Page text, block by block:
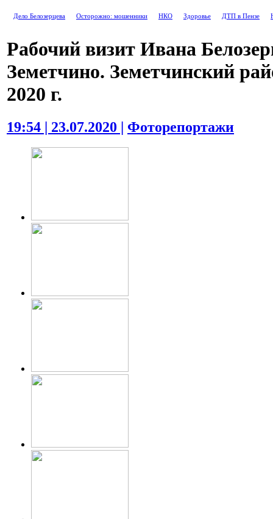
Дело Белозерцева Осторожно: мошенники НКО Здоровье ДТП в Пензе
Рабочий визит Ивана
Земетчино. Земетчинский
2020 г.
19:54 | 23.07.2020 | Фоторепортажи